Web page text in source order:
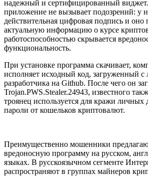
надежный и сертифицированный
приложение не вызывает подозрений: у
действительная цифровая подпись и оно
актуальную информацию о курсе
работоспособностью скрывается
функциональность.
При установке программа скачивает,
исполняет исходный код, загруженный с
разработчика на Github. После чего он
Trojan.PWS.Stealer.24943, известного
троянец используется для кражи
пароли от кошельков криптовалют.
Преимущественно мошенники
вредоносную программу на русском,
языках. В русскоязычном сегменте
распространяют в группах майнеров